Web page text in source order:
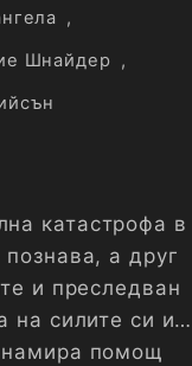
,
Шнайдер
,
катастрофа в
а друг
и преследван
на силите си и
намира помощ